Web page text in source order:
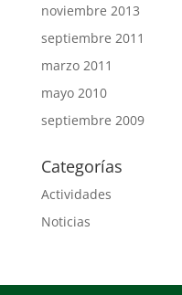
noviembre 2013
septiembre 2011
marzo 2011
mayo 2010
septiembre 2009
Categorías
Actividades
Noticias